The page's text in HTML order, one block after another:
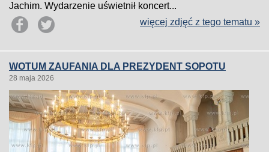
Jachim. Wydarzenie uświetnił koncert...
więcej zdjęć z tego tematu »
WOTUM ZAUFANIA DLA PREZYDENT SOPOTU
28 maja 2026